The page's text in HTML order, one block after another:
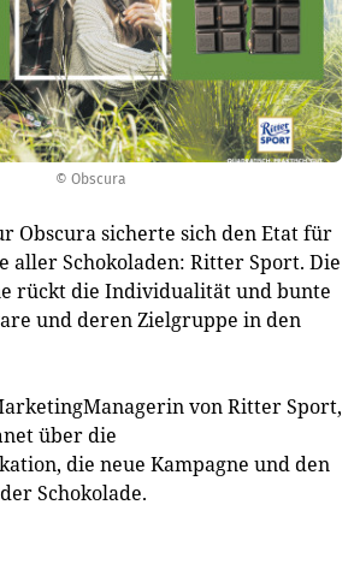
© Obscura
Obscura sicherte sich den Etat für
aller Schokoladen: Ritter Sport. Die
rückt die Individualität und bunte
und deren Zielgruppe in den
von Ritter Sport,
net über die
die neue Kampagne und den
Schokolade.